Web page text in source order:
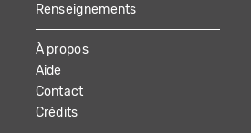
Renseignements
À propos
Aide
Contact
Crédits